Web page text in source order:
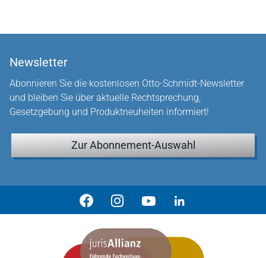
Newsletter
Abonnieren Sie die kostenlosen Otto-Schmidt-Newsletter
und bleiben Sie über aktuelle Rechtsprechung,
Gesetzgebung und Produktneuheiten informiert!
Zur Abonnement-Auswahl